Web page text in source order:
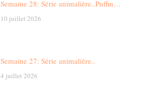
Semaine 28: Série animalière..Puffin…
10 juillet 2026
Semaine 27: Série animalière..
4 juillet 2026